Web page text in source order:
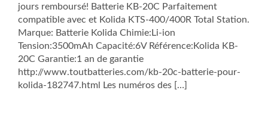
jours remboursé! Batterie KB-20C Parfaitement
compatible avec et Kolida KTS-400/400R Total Station.
Marque: Batterie Kolida Chimie:Li-ion
Tension:3500mAh Capacité:6V Référence:Kolida KB-
20C Garantie:1 an de garantie
http://www.toutbatteries.com/kb-20c-batterie-pour-
kolida-182747.html Les numéros des […]